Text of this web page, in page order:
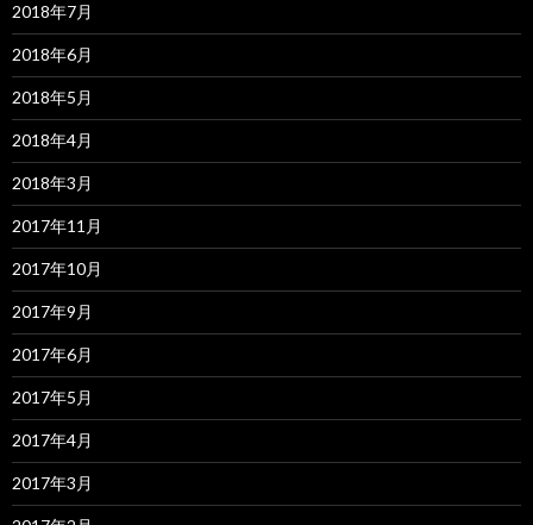
2018年7月
2018年6月
2018年5月
2018年4月
2018年3月
2017年11月
2017年10月
2017年9月
2017年6月
2017年5月
2017年4月
2017年3月